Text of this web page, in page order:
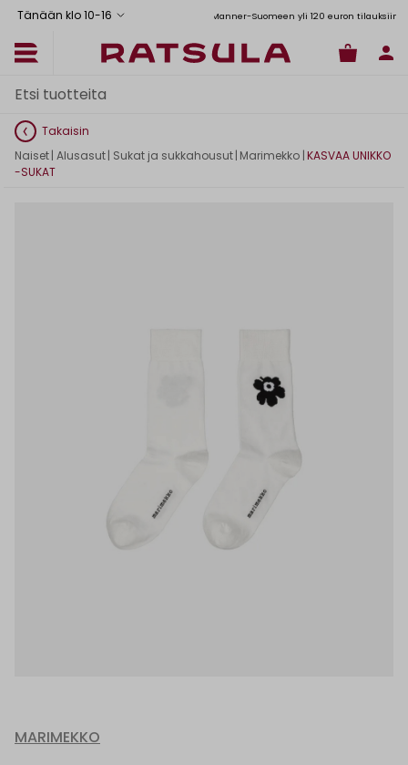
Tänään klo 10-16
Toimituskulut alk. 6,90€
Ilmainen toimitus Manner-Suomeen yli 120 euron tilauksiin
Takaisin
Naiset| Alusasut| Sukat ja sukkahousut | Marimekko |KASVAA UNIKKO
-SUKAT
MARIMEKKO